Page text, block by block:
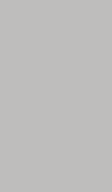
È il
la
De’Longhi!
I NOSTRI
LA TUA
IN PERFETTE
passo nel processo di